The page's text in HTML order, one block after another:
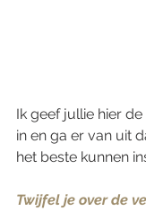
Ik geef jullie hier
in en ga er van uit
het beste kunnen
Twijfel je over de